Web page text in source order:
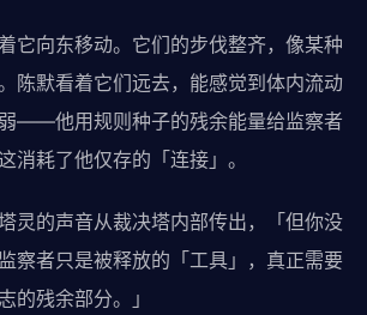
它向东移动。它们的步伐整齐，像某种
陈默看着它们远去，能感觉到体内流动
——他用规则种子的残余能量给监察者
消耗了他仅存的「连接」。
灵的声音从裁决塔内部传出，「但你没
察者只是被释放的「工具」，真正需要
的残余部分。」